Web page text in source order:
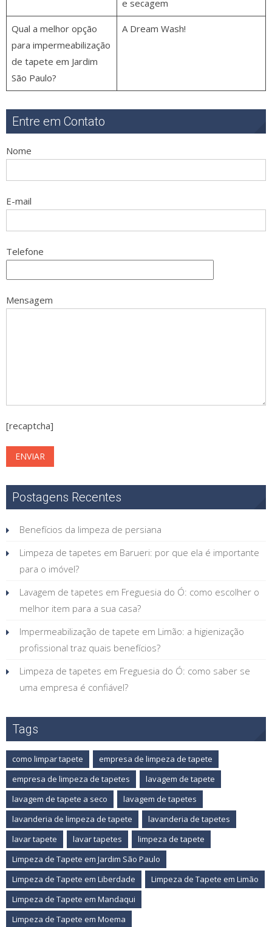
e secagem
Qual a melhor opção
para impermeabilização
de tapete em Jardim
São Paulo?
A Dream Wash!
Entre em Contato
Nome
E-mail
Telefone
Mensagem
[recaptcha]
Postagens Recentes
Benefícios da limpeza de persiana
Limpeza de tapetes em Barueri: por que ela é importante
para o imóvel?
Lavagem de tapetes em Freguesia do Ó: como escolher o
melhor item para a sua casa?
Impermeabilização de tapete em Limão: a higienização
profissional traz quais benefícios?
Limpeza de tapetes em Freguesia do Ó: como saber se
uma empresa é confiável?
Tags
como limpar tapete
empresa de limpeza de tapete
empresa de limpeza de tapetes
lavagem de tapete
lavagem de tapete a seco
lavagem de tapetes
lavanderia de limpeza de tapete
lavanderia de tapetes
lavar tapete
lavar tapetes
limpeza de tapete
Limpeza de Tapete em Jardim São Paulo
Limpeza de Tapete em Liberdade
Limpeza de Tapete em Limão
Limpeza de Tapete em Mandaqui
Limpeza de Tapete em Moema